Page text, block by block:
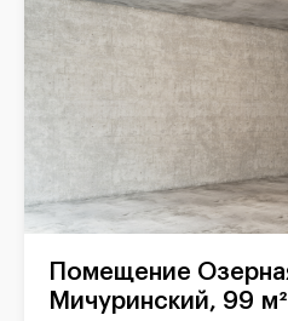
Помещение Озерная в ЖК Левел
Мичуринский, 99 м²